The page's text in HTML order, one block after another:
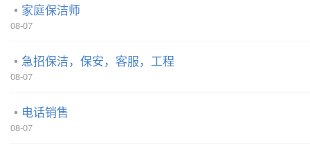
家庭保洁师
08-07
急招保洁，保安，客服，工程
08-07
电话销售
08-07